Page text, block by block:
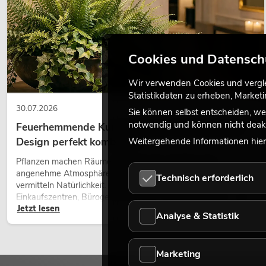
30.07.2026
Feuerhemmende Kunstpflanzen: Sicherheit und
Design perfekt kombiniert
Pflanzen machen Räume lebendig. Sie schaffen eine
angenehme Atmosphäre, verbessern das Ambiente und
vermitteln Natürlichkeit. Ob in Hotels, Restaurants,
Einkaufszentren, Bürogebäuden oder auf Messeständen: eine
hochwertige Begrünung gehört heute längst zum modernen
Raumkonzept.
Jetzt lesen
Cookies und
Wir verwenden Cookies und
Statistikdaten zu erheben,
Sie können selbst entscheiden,
notwendig und können nicht
Weitergehende Informationen
Technisch erforderlich
Analyse & Statistik
Marketing